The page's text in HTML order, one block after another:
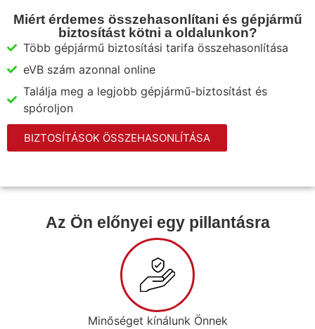
Miért érdemes összehasonlítani és gépjármű
biztosítást kötni a oldalunkon?
Több gépjármű biztosítási tarifa összehasonlítása
eVB szám azonnal online
Találja meg a legjobb gépjármű-biztosítást és
spóroljon
BIZTOSÍTÁSOK ÖSSZEHASONLÍTÁSA
Az Ön előnyei egy pillantásra
Minőséget kínálunk Önnek